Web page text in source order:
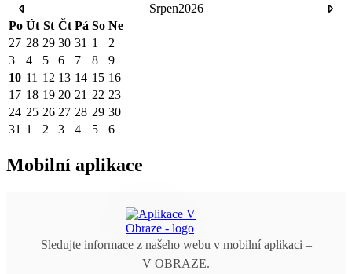
Srpen2026
Po Út St Čt Pá So Ne
27 28 29 30 31 1
2
3
4 5 6 7 8
9
10 11 12 13 14 15 16
17 18 19 20 21 22 23
24 25 26 27 28 29 30
31 1 2 3 4 5 6
Mobilní aplikace
Sledujte informace z našeho webu v mobilní aplikaci –
V OBRAZE.